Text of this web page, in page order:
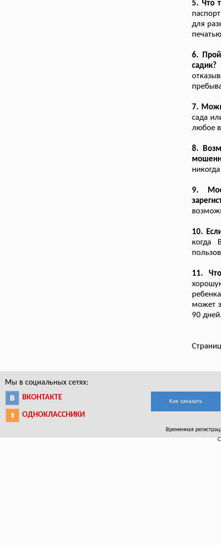
5. Что
для
6.
садик?
7.
сада
любое
8.
9.
10.
когда
11. Что
может
90
Мы в социальных сетях:
ВКОНТАКТЕ
ОДНОКЛАССНИКИ
Как заказать
Временная